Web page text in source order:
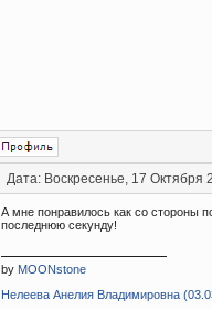
Дата: Воскресенье, 17
А мне понравилось как со стороны
последнюю секунду!
by MOONstone
Нелеева Анелия Владимировна